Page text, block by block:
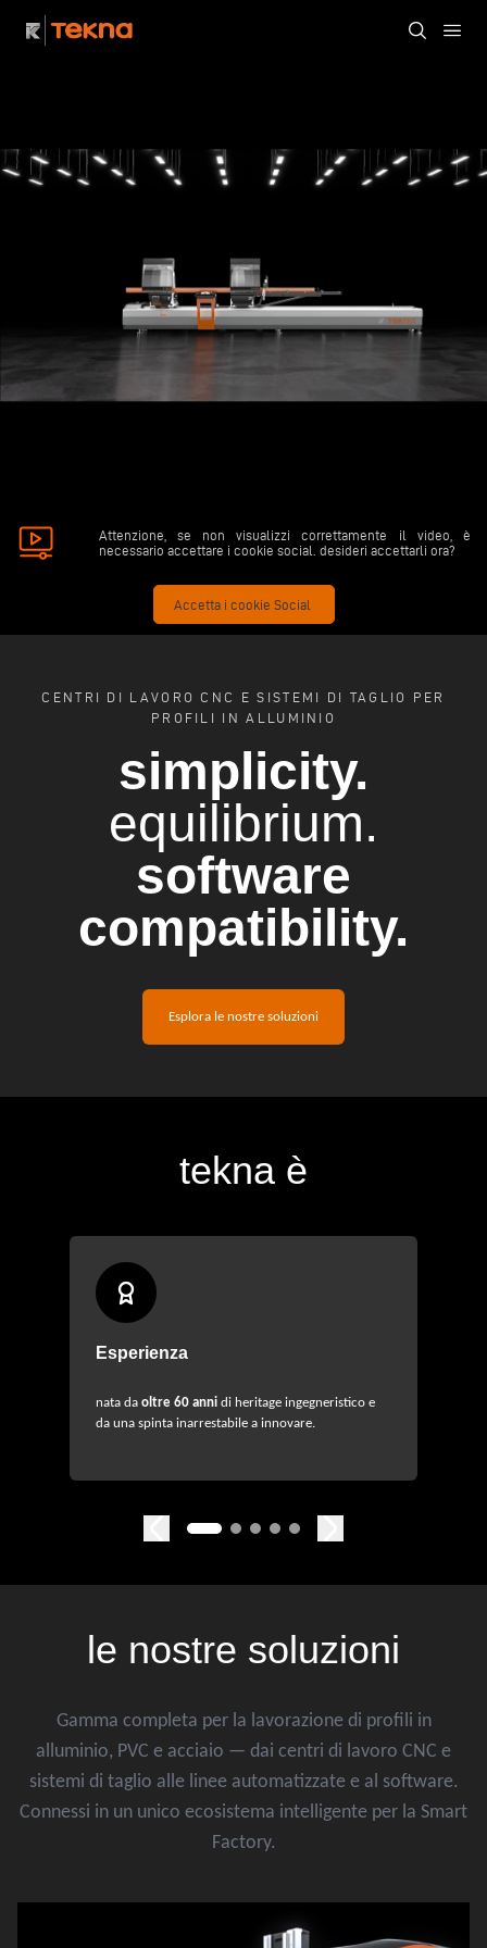
Attenzione, se non visualizzi correttamente il video, è
necessario accettare i cookie social. desideri accettarli ora?
Accetta i cookie Social
CENTRI DI LAVORO CNC E SISTEMI DI TAGLIO PER
PROFILI IN ALLUMINIO
simplicity.
equilibrium.
software
compatibility.
Esplora le nostre soluzioni
tekna è
Esperienza
nata da oltre 60 anni di heritage ingegneristico e
da una spinta inarrestabile a innovare.
le nostre soluzioni
Gamma completa per la lavorazione di profili in
alluminio, PVC e acciaio — dai centri di lavoro CNC e
sistemi di taglio alle linee automatizzate e al software.
Connessi in un unico ecosistema intelligente per la Smart
Factory.